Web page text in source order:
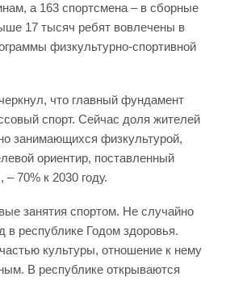
а 163 спортсмена – в сборные
17 тысяч ребят вовлечены в
физкультурно-спортивной
что главный фундамент
спорт. Сейчас доля жителей
занимающихся физкультурой,
ориентир, поставленный
70% к 2030 году.
занятия спортом. Не случайно
в республике Годом здоровья.
культуры, отношение к нему
В республике открываются